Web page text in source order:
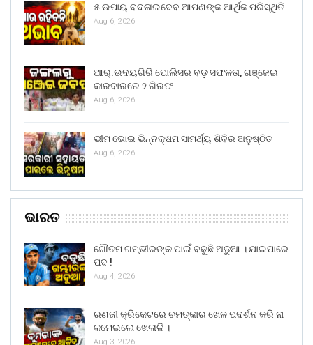
୫ ଉପାୟ ବଦଳାଇଦେବ ଆପଣଙ୍କ ଆର୍ଥିକ ପରିସ୍ଥିତି
Aug 6, 2026
ଆର୍.ଉଦୟଗିରି ପୋଲିସର ବଡ଼ ସଫଳତା, ଗଞ୍ଜେଇ
କାରବାରରେ ୨ ଗିରଫ
Aug 6, 2026
ଭୀମ ଭୋଇ ଭିନ୍ନକ୍ଷମ ସାମର୍ଥ୍ୟ ଶିବିର ଅନୁଷ୍ଠିତ
Aug 6, 2026
ଭାରତ
ଗୌତମ ଗମ୍ଭୀରଙ୍କ ପାଇଁ ବଢୁଛି ଅଡୁଆ । ଯାଇପାରେ
ପଦ !
Aug 4, 2026
ରଣଜୀ କ୍ରିକେଟରେ ଚମତ୍କାର ଖେଳ ପଦର୍ଶନ କରି ନା
କମେଇଲେ ଖେଳାଳି ।
Aug 3, 2026